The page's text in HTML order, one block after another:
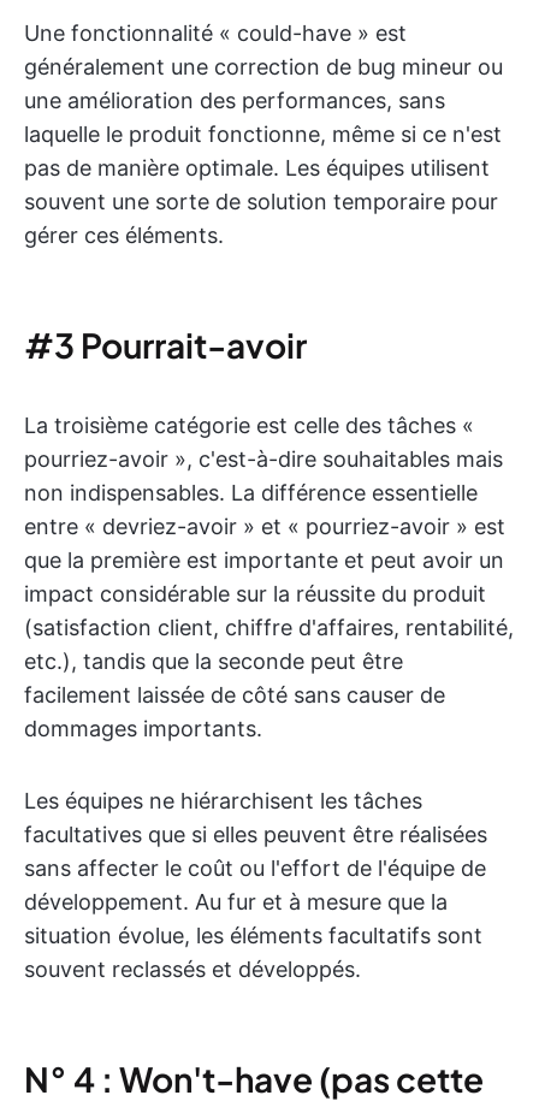
Une fonctionnalité « could-have » est
généralement une correction de bug mineur ou
une amélioration des performances, sans
laquelle le produit fonctionne, même si ce n'est
pas de manière optimale. Les équipes utilisent
souvent une sorte de solution temporaire pour
gérer ces éléments.
#3 Pourrait-avoir
La troisième catégorie est celle des tâches «
pourriez-avoir », c'est-à-dire souhaitables mais
non indispensables. La différence essentielle
entre « devriez-avoir » et « pourriez-avoir » est
que la première est importante et peut avoir un
impact considérable sur la réussite du produit
(satisfaction client, chiffre d'affaires, rentabilité,
etc.), tandis que la seconde peut être
facilement laissée de côté sans causer de
dommages importants.
Les équipes ne hiérarchisent les tâches
facultatives que si elles peuvent être réalisées
sans affecter le coût ou l'effort de l'équipe de
développement. Au fur et à mesure que la
situation évolue, les éléments facultatifs sont
souvent reclassés et développés.
N° 4 : Won't-have (pas cette